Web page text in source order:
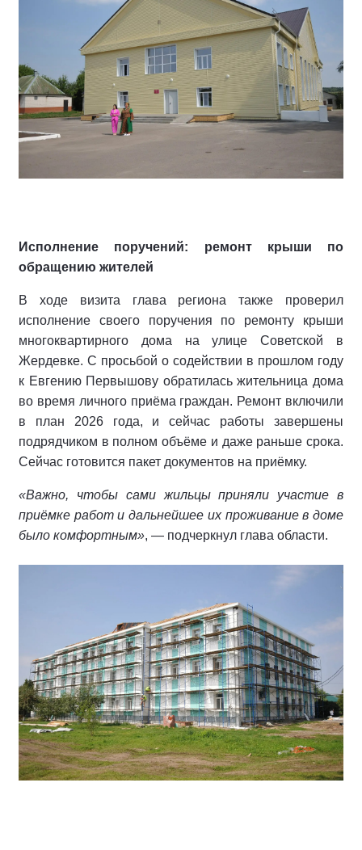
Исполнение поручений: ремонт крыши по
обращению жителей
В ходе визита глава региона также проверил
исполнение своего поручения по ремонту крыши
многоквартирного дома на улице Советской в
Жердевке. С просьбой о содействии в прошлом году
к Евгению Первышову обратилась жительница дома
во время личного приёма граждан. Ремонт включили
в план 2026 года, и сейчас работы завершены
подрядчиком в полном объёме и даже раньше срока.
Сейчас готовится пакет документов на приёмку.
«Важно, чтобы сами жильцы приняли участие в
приёмке работ и дальнейшее их проживание в доме
было комфортным», — подчеркнул глава области.